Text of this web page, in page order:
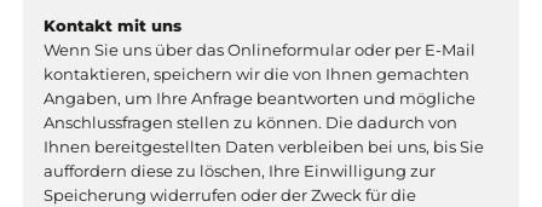
Kontakt mit uns
Wenn Sie uns über das Onlineformular oder per E-Mail
kontaktieren, speichern wir die von Ihnen gemachten
Angaben, um Ihre Anfrage beantworten und mögliche
Anschlussfragen stellen zu können. Die dadurch von
Ihnen bereitgestellten Daten verbleiben bei uns, bis Sie
auffordern diese zu löschen, Ihre Einwilligung zur
Speicherung widerrufen oder der Zweck für die